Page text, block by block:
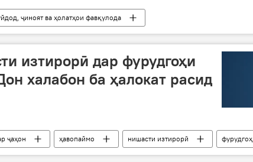
ҷиноят ва ҳолатҳои фавқулода
изтирорӣ дар фурудгоҳи
халабон ба ҳалокат расид
ҷаҳон ҳавопаймо нишасти изтирорӣ
фурудгоҳ
нишаст Маскав даргузашт